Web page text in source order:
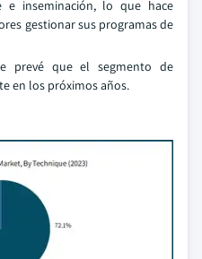
e inseminación, lo que hace
gestionar sus programas de
prevé que el segmento de
en los próximos años.